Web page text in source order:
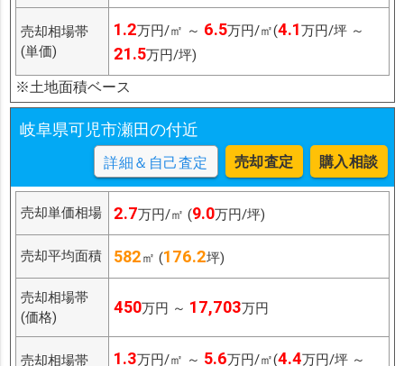
売却相場帯
(単価)
1.2万円/㎡ ～ 6.5万円/㎡(4.1万円/坪 ～
21.5万円/坪)
※土地面積ベース
岐阜県可児市瀬田の付近
詳細＆自己査定 売却査定 購入相談
売却単価相場 2.7万円/㎡ (9.0万円/坪)
売却平均面積 582㎡ (176.2坪)
売却相場帯
(価格)
450万円 ～ 17,703万円
売却相場帯
1.3万円/㎡ ～ 5.6万円/㎡(4.4万円/坪 ～